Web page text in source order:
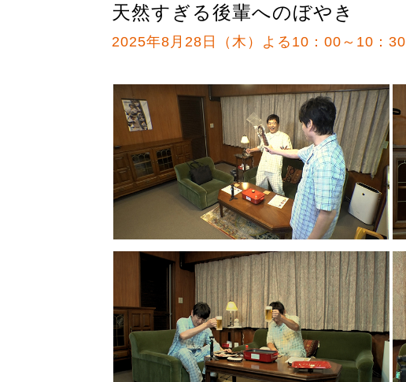
天然すぎる後輩へのぼやき
2025年8月28日（木）よる10：00～10：30